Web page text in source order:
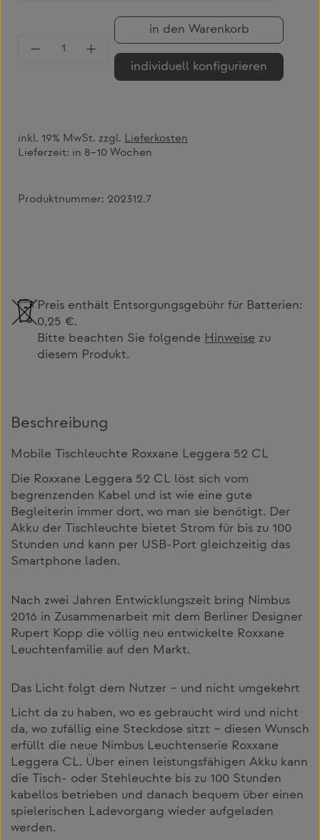
Produkt Anzahl: Gib den gewünschten
in den Warenkorb
individuell konfigurieren
inkl. 19% MwSt. zzgl. Lieferkosten
Lieferzeit: in 8–10 Wochen
Produktnummer: 202312.7
Preis enthält Entsorgungsgebühr für Batterien:
0,25 €.
Bitte beachten Sie folgende Hinweise zu
diesem Produkt.
Beschreibung
Mobile Tischleuchte Roxxane Leggera 52 CL
Die Roxxane Leggera 52 CL löst sich vom
begrenzenden Kabel und ist wie eine gute
Begleiterin immer dort, wo man sie benötigt. Der
Akku der Tischleuchte bietet Strom für bis zu 100
Stunden und kann per USB-Port gleichzeitig das
Smartphone laden.
Nach zwei Jahren Entwicklungszeit bring Nimbus
2016 in Zusammenarbeit mit dem Berliner Designer
Rupert Kopp die völlig neu entwickelte Roxxane
Leuchtenfamilie auf den Markt.
Das Licht folgt dem Nutzer – und nicht umgekehrt
Licht da zu haben, wo es gebraucht wird und nicht
da, wo zufällig eine Steckdose sitzt – diesen Wunsch
erfüllt die neue Nimbus Leuchtenserie Roxxane
Leggera CL. Über einen leistungsfähigen Akku kann
die Tisch- oder Stehleuchte bis zu 100 Stunden
kabellos betrieben und danach bequem über einen
spielerischen Ladevorgang wieder aufgeladen
werden.